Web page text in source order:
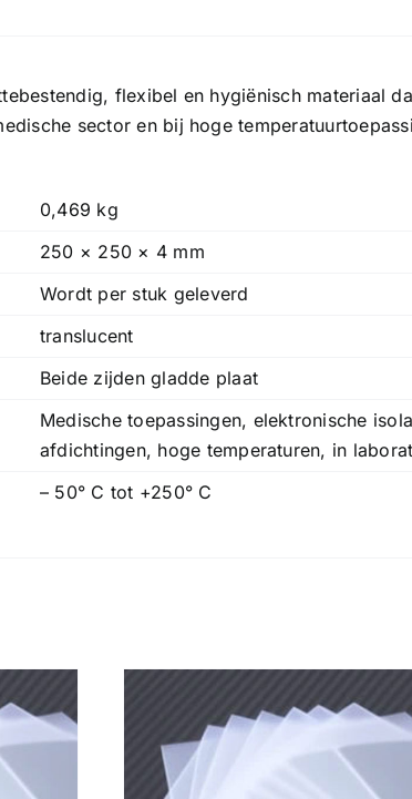
flexibel en hygiënisch materiaal
sector en bij hoge
0,469 kg
250 × 250 × 4 mm
Wordt per stuk geleverd
translucent
Beide zijden gladde plaat
Medische toepassingen, elektronische
afdichtingen, hoge temperaturen, in
– 50° C tot +250° C